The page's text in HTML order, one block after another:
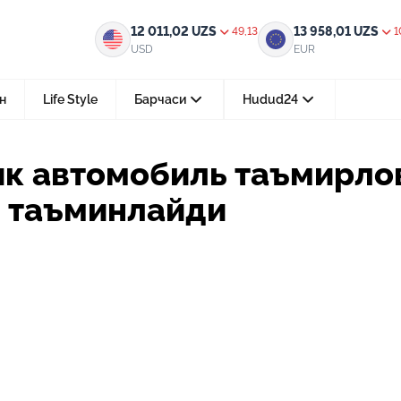
12 011,02 UZS
49,13
USD
13 958,01UZS
EUR
Life Style Барчаси Hudud24
усталарни иш билан таъминлайди
автомобиль